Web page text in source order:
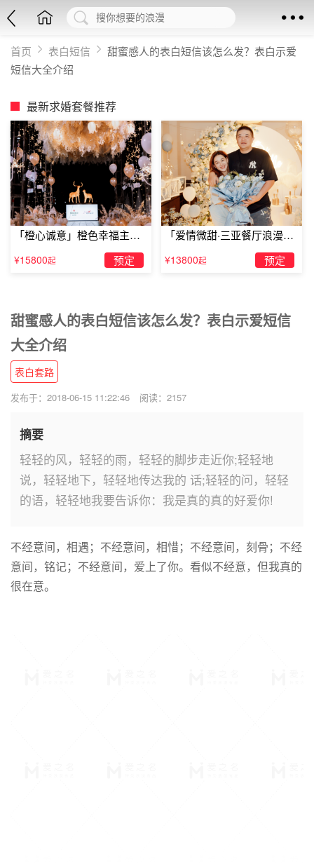
首页 表白短信
甜蜜感人的表白短信该怎么发？表白示爱
短信大全介绍
最新求婚套餐推荐
「橙心诚意」橙色幸福主题
露台求婚
¥15800起 预定
「爱情微甜·三亚餐厅浪漫求
婚」
¥13800起 预定
甜蜜感人的表白短信该怎么发？表白示爱短信
大全介绍
表白套路
发布于：2018-06-15 11:22:46 阅读：2157
摘要
轻轻的风，轻轻的雨，轻轻的脚步走近你;轻轻地
说，轻轻地下，轻轻地传达我的 话;轻轻的问，轻轻
的语，轻轻地我要告诉你：我是真的真的好爱你!
不经意间，相遇；不经意间，相惜；不经意间，刻骨；不经
意间，铭记；不经意间，爱上了你。看似不经意，但我真的
很在意。